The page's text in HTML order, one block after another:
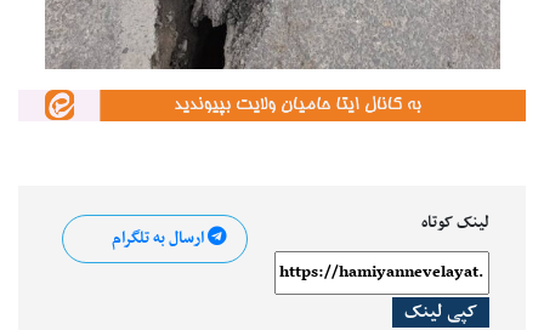
لینک کوتاه
کپی لینک
ارسال به تلگرام